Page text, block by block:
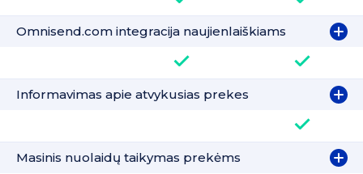
Omnisend.com integracija naujienlaiškiams
Informavimas apie atvykusias prekes
Masinis nuolaidų taikymas prekėms